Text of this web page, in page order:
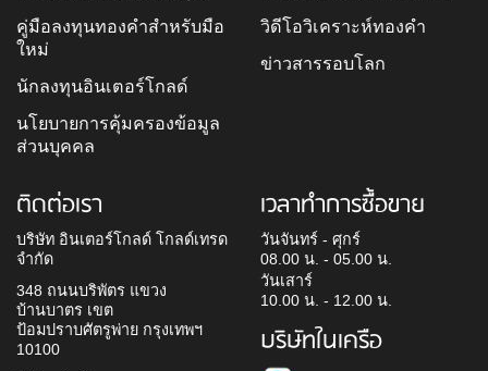
คู่มือลงทุนทองคำสำหรับมือ
ใหม่
นักลงทุนอินเตอร์โกลด์
นโยบายการคุ้มครองข้อมูล
ส่วนบุคคล
วิดีโอวิเคราะห์ทองคำ
ข่าวสารรอบโลก
ติดต่อเรา
บริษัท อินเตอร์โกลด์ โกลด์เทรด
จำกัด
348 ถนนบริพัตร แขวง
บ้านบาตร เขต
ป้อมปราบศัตรูพ่าย กรุงเทพฯ
10100
เวลาทำการซื้อขาย
วันจันทร์ - ศุกร์
08.00 น. - 05.00 น.
วันเสาร์
10.00 น. - 12.00 น.
บริษัทในเครือ